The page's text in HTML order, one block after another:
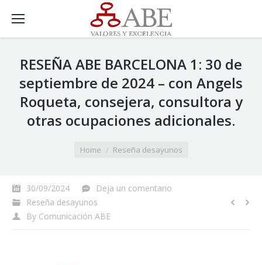
RESEÑA ABE BARCELONA 1: 30 de
septiembre de 2024 – con Angels
Roqueta, consejera, consultora y
otras ocupaciones adicionales.
Home Reseña desayunos
30/09/2024
Deja un comentario
Reseña desayunos
By Comunicación ABE